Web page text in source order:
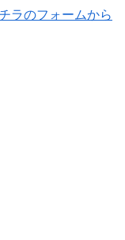
ラのフォームから